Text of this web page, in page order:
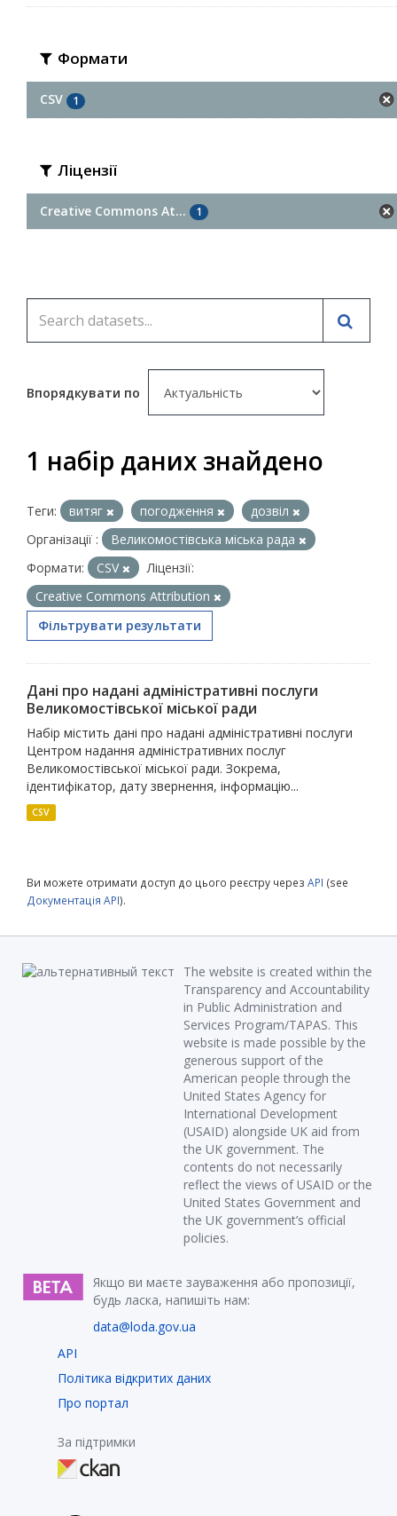
Формати
CSV 1
Ліцензії
Creative Commons At... 1
Впорядкувати по
1 набір даних знайдено
Теги: витяг погодження
дозвіл
Організації :
Великомостівська міська рада
Формати:
CSV
Ліцензії:
Creative Commons Attribution
Фільтрувати результати
Дані про надані адміністративні послуги
Великомостівської міської ради
Набір містить дані про надані адміністративні послуги
Центром надання адміністративних послуг
Великомостівської міської ради. Зокрема,
ідентифікатор, дату звернення, інформацію...
CSV
Ви можете отримати доступ до цього реєстру через API (see
Документація API).
The website is created within the
Transparency and Accountability
in Public Administration and
Services Program/TAPAS. This
website is made possible by the
generous support of the
American people through the
United States Agency for
International Development
(USAID) alongside UK aid from
the UK government. The
contents do not necessarily
reflect the views of USAID or the
United States Government and
the UK government’s official
policies.
Якщо ви маєте зауваження або пропозиції,
будь ласка, напишіть нам:
data@loda.gov.ua
API
Політика відкритих даних
Про портал
За підтримки